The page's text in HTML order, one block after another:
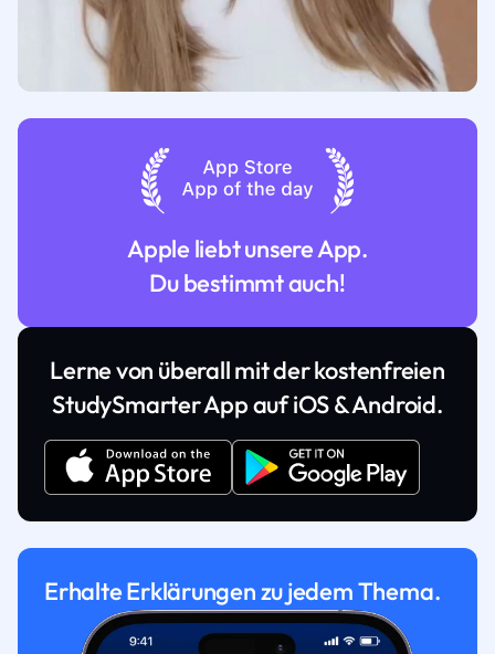
Apple liebt unsere App.
Du bestimmt auch!
Lerne von überall mit der kostenfreien
StudySmarter App auf iOS & Android.
Erhalte Erklärungen zu jedem Thema.